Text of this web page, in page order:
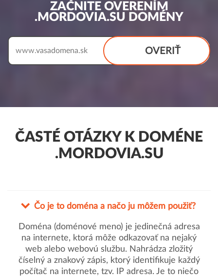
ZAČNITE OVERENÍM
.MORDOVIA.SU DOMÉNY
OVERIŤ
www.
ČASTÉ OTÁZKY K DOMÉNE
.MORDOVIA.SU
Čo je to doména a načo ju môžem použiť?
Doména (doménové meno) je jedinečná adresa
na internete, ktorá môže odkazovať na nejaký
web alebo webovú službu. Nahrádza zložitý
číselný a znakový zápis, ktorý identifikuje každý
počítač na internete, tzv. IP adresa. Je to niečo